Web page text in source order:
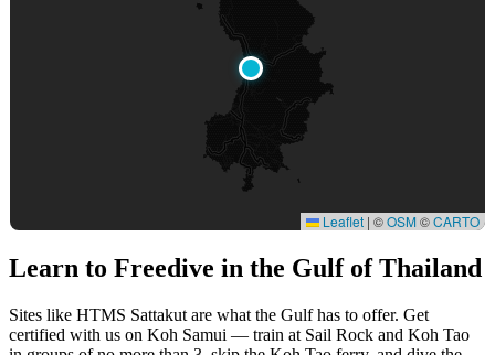
Leaflet | ©OSM©CARTO
Learn to Freedive in the Gulf of Thailand
Sites like HTMS Sattakut are what the Gulf has to offer. Get
certified with us on Koh Samui — train at Sail Rock and Koh Tao